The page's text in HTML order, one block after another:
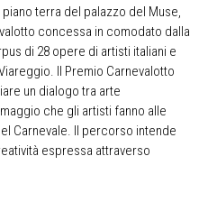
piano terra del palazzo del Muse,
concessa in comodato dalla
di 28 opere di artisti italiani e
Il Premio Carnevalotto
un dialogo tra arte
che gli artisti fanno alle
Carnevale. Il percorso intende
espressa attraverso